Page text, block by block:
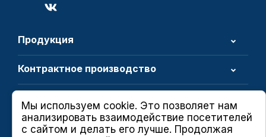
Продукция
Контрактное производство
Мы используем cookie. Это позволяет нам
анализировать взаимодействие посетителей
с сайтом и делать его лучше. Продолжая